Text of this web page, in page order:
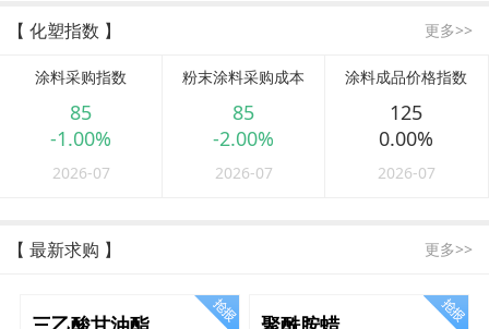
【 化塑指数 】 更多>>
涂料采购指数
85
-1.00%
2026-07
粉末涂料采购成本
85
-2.00%
2026-07
涂料成品价格指数
125
0.00%
2026-07
【 最新求购 】 更多>>